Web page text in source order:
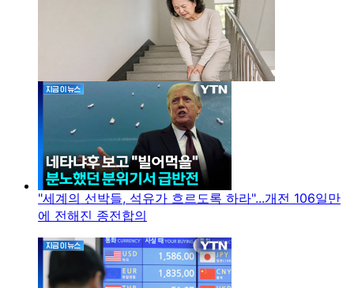
"세계의 선박들, 석유가 흐르도록 하라"...개전 106일만
에 전해진 종전합의